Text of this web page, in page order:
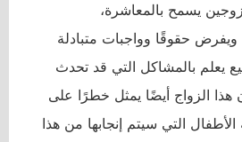
يسمح بالمعاشرة،
ويفرض حقوقًا وواجبات متبادلة
يعلم بالمشاكل التي قد تحدث
هذا الزواج أيضًا يمثل خطرًا على
التي سيتم إنجابها من هذا